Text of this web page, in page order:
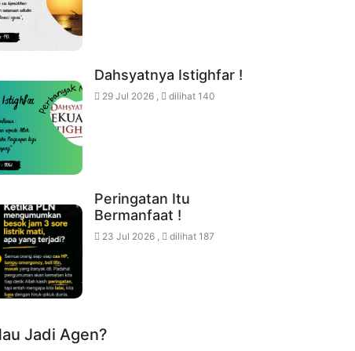
Dahsyatnya Istighfar !
29 Jul 2026 , dilihat 140
Peringatan Itu
Bermanfaat !
23 Jul 2026 , dilihat 187
Jadi Agen?